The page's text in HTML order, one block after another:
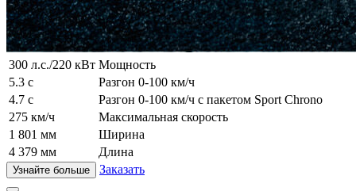
300 л.с./220 кВт Мощность
5.3 с
Разгон 0-100 км/ч
4.7 с
Разгон 0-100 км/ч с пакетом Sport Chrono
275 км/ч
Максимальная скорость
1 801 мм
Ширина
4 379 мм
Длина
Узнайте больше Заказать